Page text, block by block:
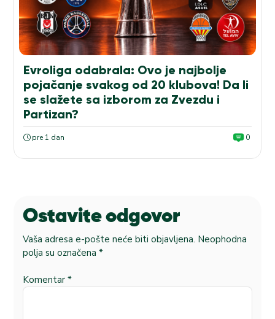
Evroliga odabrala: Ovo je najbolje
pojačanje svakog od 20 klubova! Da li
se slažete sa izborom za Zvezdu i
Partizan?
pre 1 dan 0
Ostavite odgovor
Vaša adresa e-pošte neće biti objavljena. Neophodna
polja su označena *
Komentar *